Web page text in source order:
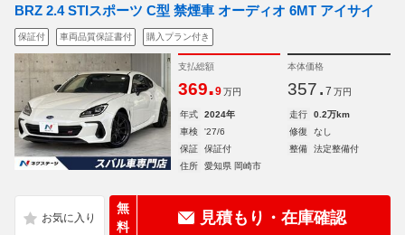
BRZ 2.4 STIスポーツ C型 禁煙車 オーディオ 6MT アイサイ
保証付 車両品質保証書付 購入プラン付き
支払総額
369.9 万円
本体価格
357. 7 万円
年式 2024年 走行
0.2万km
車検
'27/6 修復
なし
保証
保証付 整備
法定整備付
住所
愛知県 岡崎市
無
料
見積もり・在庫確認